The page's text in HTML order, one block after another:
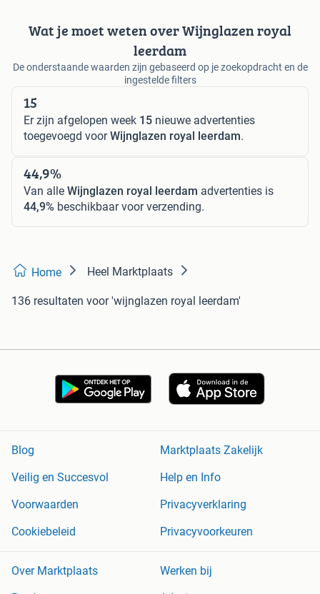
Wat je moet weten over Wijnglazen royal
leerdam
De onderstaande waarden zijn gebaseerd op je zoekopdracht en de
ingestelde filters
15
Er zijn afgelopen week 15 nieuwe advertenties
toegevoegd voorWijnglazen royal leerdam.
44,9%
Van alle Wijnglazen royal leerdam advertenties is
44,9% beschikbaar voor verzending.
Home Heel Marktplaats
136 resultaten voor 'wijnglazen royal leerdam'
Blog
Marktplaats Zakelijk
Veilig en Succesvol
Help en Info
Voorwaarden
Privacyverklaring
Cookiebeleid
Privacyvoorkeuren
Over Marktplaats
Werken bij